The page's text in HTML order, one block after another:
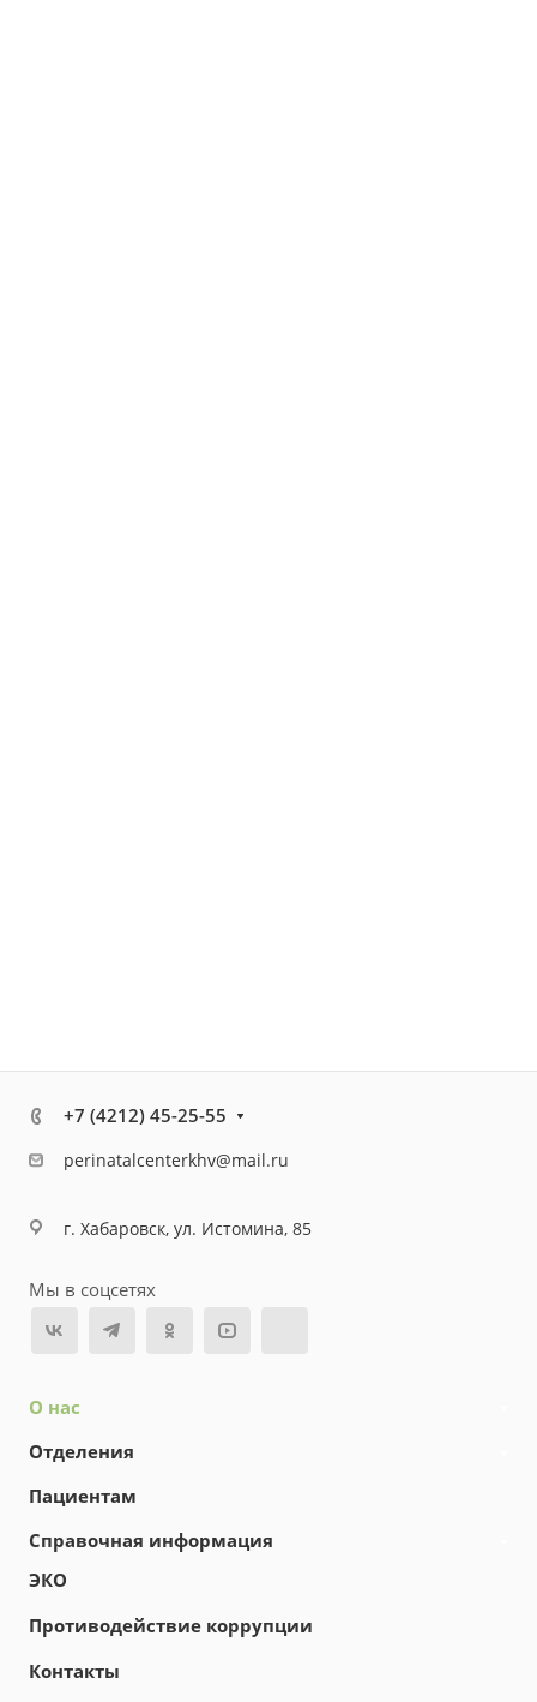
+7 (4212) 45-25-55
perinatalcenterkhv@mail.ru
г. Хабаровск, ул. Истомина, 85
Мы в соцсетях
О нас
Отделения
Пациентам
Справочная информация
ЭКО
Противодействие коррупции
Контакты